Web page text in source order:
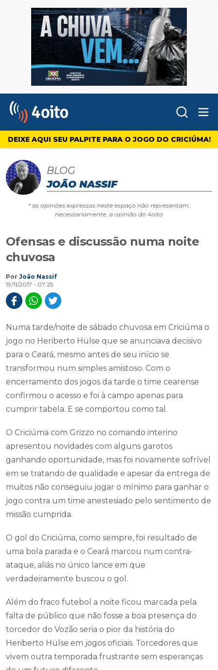
4oito
DEIXE AQUI SEU PALPITE PARA O JOGO DO CRICIÚMA!
BLOG
JOÃO NASSIF
* as opiniões expressas neste espaço não representam,
necessariamente, a opinião do 4oito
Ofensas e discussão numa noite
chuvosa
Por João Nassif
19/11/2017 - 07:25
Numa tarde/noite de sábado chuvosa em Criciúma o
jogo no Heriberto Hülse que se anunciava decisivo
para o Ceará, mesmo antes de seu início se
transformou num simples amistoso. Com o
encerramento dos jogos da tarde o time cearense
confirmou o acesso e foi à campo apenas para
cumprir tabela. E se comportou como tal.
O Criciúma com Grizzo no comando interino
apresentou novidades com alguns garotos
ganhando oportunidade, mas foi novamente sofrível
em se tratando de qualidade e apesar da entrega de
muitos não conseguiu jogar o mínimo para ganhar o
jogo contra um time anestesiado pelo sentimento de
missão cumprida.
O gol do Criciúma, como sempre, foi resultado de
uma bola parada e o Ceará marcou num contra-
ataque, aliás no único lance em que
verdadeiramente buscou o gol.
Além do fraco futebol a noite ficou marcada pela
falta de público que não fosse a boa presença do
torcedor do Vozão seria o pior da história do
Heriberto Hülse em jogos oficiais. Torcedores que
vivem outra temporada frustrante sem esperanças